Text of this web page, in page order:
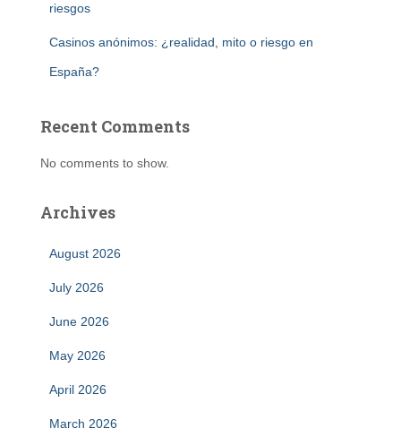
riesgos
Casinos anónimos: ¿realidad, mito o riesgo en
España?
Recent Comments
No comments to show.
Archives
August 2026
July 2026
June 2026
May 2026
April 2026
March 2026